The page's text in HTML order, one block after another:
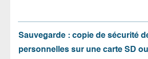
Sauvegarde : copie de sécurité
personnelles sur une carte SD